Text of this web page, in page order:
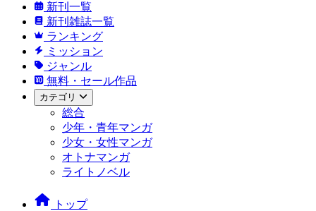
新刊一覧
新刊雑誌一覧
ランキング
ミッション
ジャンル
無料・セール作品
カテゴリ
総合
少年・青年マンガ
少女・女性マンガ
オトナマンガ
ライトノベル
トップ